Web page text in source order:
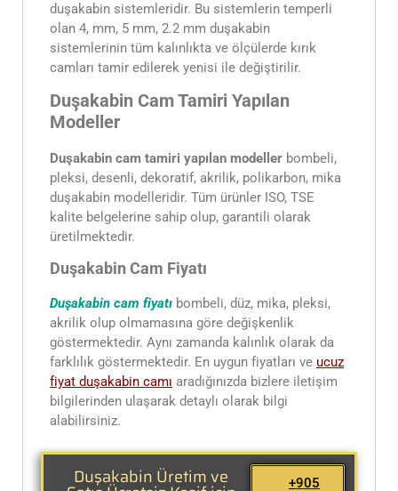
duşakabin sistemleridir. Bu sistemlerin temperli
olan 4, mm, 5 mm, 2.2 mm duşakabin
sistemlerinin tüm kalınlıkta ve ölçülerde kırık
camları tamir edilerek yenisi ile değiştirilir.
Duşakabin Cam Tamiri Yapılan
Modeller
Duşakabin cam tamiri yapılan modeller bombeli,
pleksi, desenli, dekoratif, akrilik, polikarbon, mika
duşakabin modelleridir. Tüm ürünler ISO, TSE
kalite belgelerine sahip olup, garantili olarak
üretilmektedir.
Duşakabin Cam Fiyatı
Duşakabin cam fiyatı bombeli, düz, mika, pleksi,
akrilik olup olmamasına göre değişkenlik
göstermektedir. Aynı zamanda kalınlık olarak da
farklılık göstermektedir. En uygun fiyatları ve ucuz
fiyat duşakabin camı aradığınızda bizlere iletişim
bilgilerinden ulaşarak detaylı olarak bilgi
alabilirsiniz.
Duşakabin Üretim ve
+905